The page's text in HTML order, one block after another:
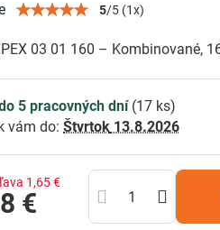
5/5 (1x)
03 01 160 – Kombinované,
5 pracovných dní (17 ks)
vám do:Štvrtok 13.8.2026
1,65 €
€